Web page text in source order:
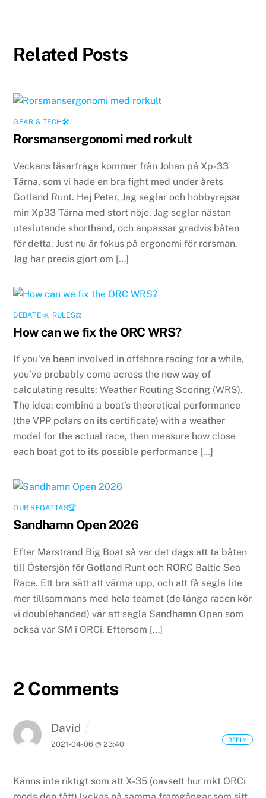
Related Posts
GEAR & TECH🛠
Rorsmansergonomi med rorkult
Veckans läsarfråga kommer från Johan på Xp-33
Tärna, som vi hade en bra fight med under årets
Gotland Runt. Hej Peter, Jag seglar och hobbyrejsar
min Xp33 Tärna med stort nöje. Jag seglar nästan
uteslutande shorthand, och anpassar gradvis båten
för detta. Just nu är fokus på ergonomi för rorsman.
Jag har precis gjort om […]
DEBATE📣, RULES⚖️
How can we fix the ORC WRS?
If you’ve been involved in offshore racing for a while,
you’ve probably come across the new way of
calculating results: Weather Routing Scoring (WRS).
The idea: combine a boat’s theoretical performance
(the VPP polars on its certificate) with a weather
model for the actual race, then measure how close
each boat got to its possible performance […]
OUR REGATTAS🏆
Sandhamn Open 2026
Efter Marstrand Big Boat så var det dags att ta båten
till Östersjön för Gotland Runt och RORC Baltic Sea
Race. Ett bra sätt att värma upp, och att få segla lite
mer tillsammans med hela teamet (de långa racen kör
vi doublehanded) var att segla Sandhamn Open som
också var SM i ORCi. Eftersom […]
2 Comments
David
2021-04-06 @ 23:40
Känns inte riktigt som att X-35 (oavsett hur mkt ORCi
REPLY